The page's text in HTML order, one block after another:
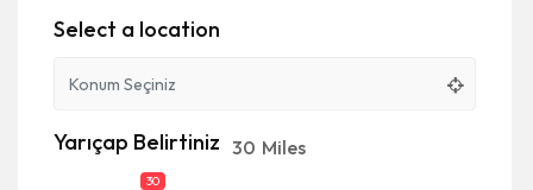
Select a location
Yarıçap Belirtiniz 30 Miles
30